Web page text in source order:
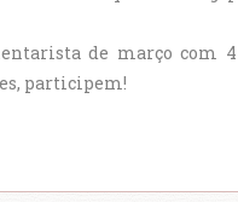
de março com
participem!